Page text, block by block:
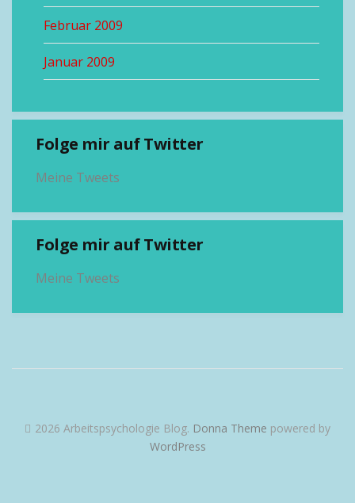
Februar 2009
Januar 2009
Folge mir auf Twitter
Meine Tweets
Folge mir auf Twitter
Meine Tweets
2026 Arbeitspsychologie Blog. Donna Theme powered by
WordPress